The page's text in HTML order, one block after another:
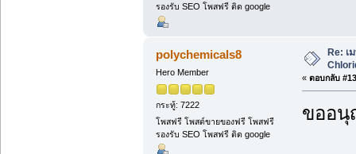
รองรับ SEO โพสฟรี ติด google
polychemicals8
Hero Member
กระทู้: 7222
โพสฟรี โพสต์ขายของฟรี โพสฟรี
รองรับ SEO โพสฟรี ติด google
Re: เ
« ตอบกลับ
ขออนุ